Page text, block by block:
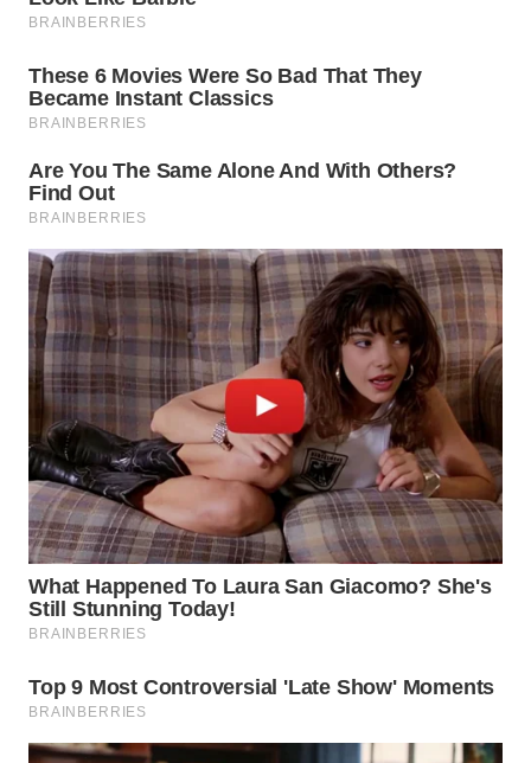
LISTRIK
WAHANA
TRAVEL
WAHANA
TV
WAHANANEWS
ID
WAHANANEWS
CO ID
WAHANANEWS
NET
WAHANA
SPORT
WAHANA
UMKM
WAHANA
SELEB